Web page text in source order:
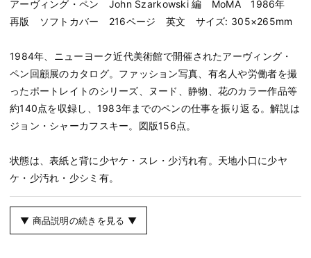
アーヴィング・ペン John Szarkowski 編 MoMA 1986年
再版 ソフトカバー 216ページ 英文 サイズ: 305×265mm
1984年、ニューヨーク近代美術館で開催されたアーヴィング・
ペン回顧展のカタログ。ファッション写真、有名人や労働者を撮
ったポートレイトのシリーズ、ヌード、静物、花のカラー作品等
約140点を収録し、1983年までのペンの仕事を振り返る。解説は
ジョン・シャーカフスキー。図版156点。
状態は、表紙と背に少ヤケ・スレ・少汚れ有。天地小口に少ヤ
ケ・少汚れ・少シミ有。
▼ 商品説明の続きを見る ▼